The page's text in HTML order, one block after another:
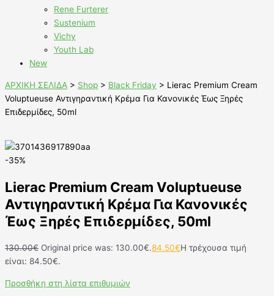
Rene Furterer
Sustenium
Vichy
Youth Lab
New
ΑΡΧΙΚΗ ΣΕΛΙΔΑ > Shop > Black Friday > Lierac Premium Cream
Voluptueuse Αντιγηραντική Κρέμα Για Κανονικές Έως Ξηρές
Επιδερμίδες, 50ml
-35%
Lierac Premium Cream Voluptueuse
Αντιγηραντική Κρέμα Για Κανονικές
Έως Ξηρές Επιδερμίδες, 50ml
130.00€ Original price was: 130.00€.84.50€Η τρέχουσα τιμή
είναι: 84.50€.
Προσθήκη στη λίστα επιθυμιών